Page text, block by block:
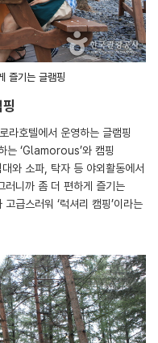
즐기는 글램핑
라호텔에서 운영하는 글램핑
는 ‘Glamorous’와 캠핑
와 소파, 탁자 등 야외활동에서
러니까 좀 더 편하게 즐기는
급스러워 ‘럭셔리 캠핑’이라는